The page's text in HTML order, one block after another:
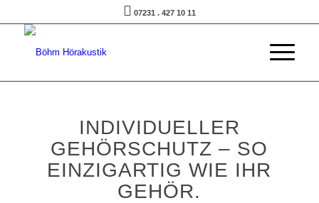
07231 . 427 10 11
INDIVIDUELLER
GEHÖRSCHUTZ – SO
EINZIGARTIG WIE IHR
GEHÖR.